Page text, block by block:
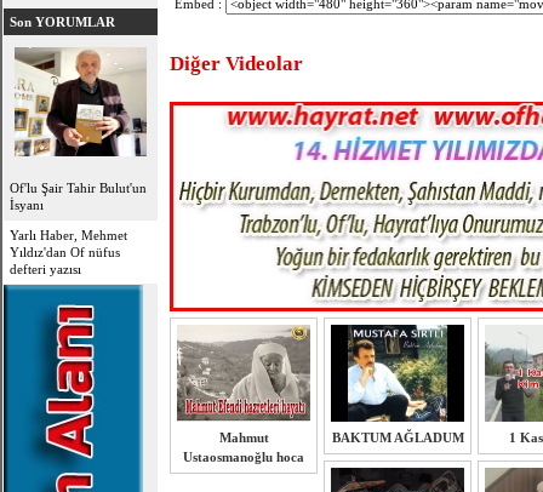
Son YORUMLAR
Of'lu Şair Tahir Bulut'un
İsyanı
Yarlı Haber, Mehmet
Yıldız'dan Of nüfus
defteri yazısı
Embed :
Diğer Videolar
Mahmut
Ustaosmanoğlu hoca
BAKTUM AĞLADUM 1